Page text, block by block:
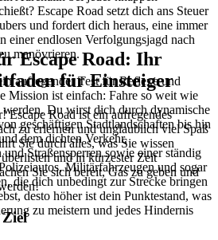
Escape Road setzt dich ans Steuer
und fordert dich heraus, eine immer
einer endlosen Verfolgungsjagd nach
manövrieren.
aufregender Test für Reflexe und
Mission ist einfach: Fahre so weit wie
Du wirst dich durch dynamische
geschäftigen Stadtlandschaften bis hin
dem dichten Verkehr,
Straßensperren sowie einer ständig
Militärfahrzeugen und sogar
die dich unbedingt zur Strecke bringen
desto höher ist dein Punktestand, was
zu meistern und jedes Hindernis
Escape Road: Ihr
für Einsteiger
Escape Road ist ein aufregendes
zu erlernen und unglaublich viel Spaß
Sie durch alles, was Sie wissen
und in kürzester Zeit
Sie sich bereit, Gas zu geben und
Ziel